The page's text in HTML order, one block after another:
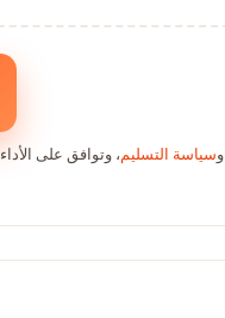
وسياسة التسليم، وتوافق على